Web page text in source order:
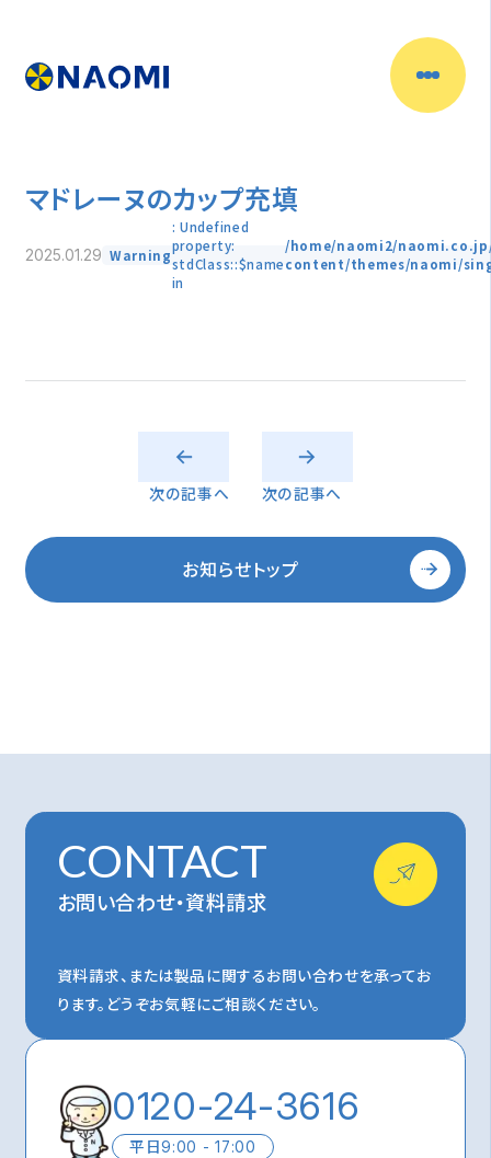
マドレーヌのカップ充填
2025.01.29 Warning
: Undefined
property:
stdClass::$name
in
/home/naomi2/
content/themes/naomi/
次の記事へ 次の記事へ
お知らせトップ
CONTACT
お問い合わせ・資料請求
資料請求、または製品に関するお問い合わせを承ってお
ります。 どうぞお気軽にご相談ください。
0120-24-3616
平日9:00 - 17:00